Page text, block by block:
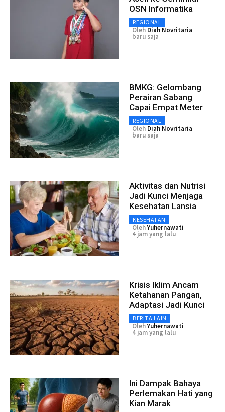
OSN Informatika
REGIONAL
Oleh Diah Novritaria
baru saja
BMKG: Gelombang
Perairan Sabang
Capai Empat Meter
REGIONAL
Oleh Diah Novritaria
baru saja
Aktivitas dan Nutrisi
Jadi Kunci Menjaga
Kesehatan Lansia
KESEHATAN
OlehYuhernawati
4 jam yang lalu
Krisis Iklim Ancam
Ketahanan Pangan,
Adaptasi Jadi Kunci
BERITA LAIN
OlehYuhernawati
4 jam yang lalu
Ini Dampak Bahaya
Perlemakan Hati yang
Kian Marak